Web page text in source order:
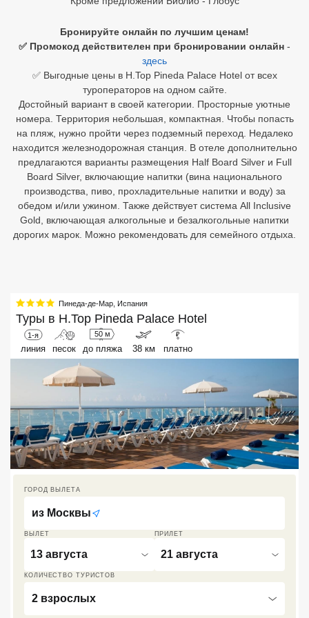
Бронируйте онлайн по лучшим ценам!
✅ Промокод действителен при бронировании онлайн -
здесь
✅ Выгодные цены в H.Top Pineda Palace Hotel от всех
туроператоров на одном сайте.
Достойный вариант в своей категории. Просторные уютные
номера. Территория небольшая, компактная. Чтобы попасть
на пляж, нужно пройти через подземный переход. Недалеко
находится железнодорожная станция. В отеле дополнительно
предлагаются варианты размещения Half Board Silver и Full
Board Silver, включающие напитки (вина национального
производства, пиво, прохладительные напитки и воду) за
обедом и/или ужином. Также действует система All Inclusive
Gold, включающая алкогольные и безалкогольные напитки
дорогих марок. Можно рекомендовать для семейного отдыха.
Пинеда-де-Мар Испания
Туры в H.Top Pineda Palace Hotel
1-я
линия песок
50 м
до пляжа 38 км
₽
платно
ВЫЛЕТ
13 августа
ПРИЛЕТ
21 августа
КОЛИЧЕСТВО ТУРИСТОВ
2 взрослых
ГОРОД ВЫЛЕТА
из Москвы
Куба
Шри Ланка
Бали
Вьетнам
Хайнань
Северный Гоа
Южный Гоа
Большой Сочи
Кав Мин Воды
Экскурсионные туры
VIP отели 5 звезд
ТОП 10 лучших отелей 5*
ТОП 10 недорогих отелей
5*
Лучшие отели 4* звезды
звезды
Лучшие отели 3* звезды
звезды